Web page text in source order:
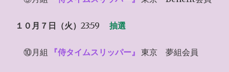
１０月７日（火） 23:59 抽選
⑩月組 『侍タイムスリッパー』 東京 夢組会員